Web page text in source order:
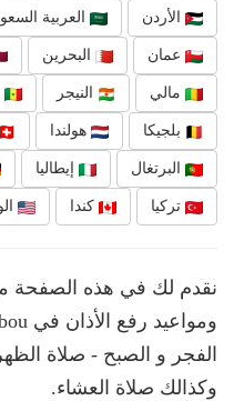
الأردن العربية
عمان البحرين
مالي النيجر
بلجيكا هولندا
البرتغال إيطاليا
تركيا كندا
نقدم لك في هذه الصفحة
الفجر و الصبح - صلاة
وكذالك صلاة العشاء.